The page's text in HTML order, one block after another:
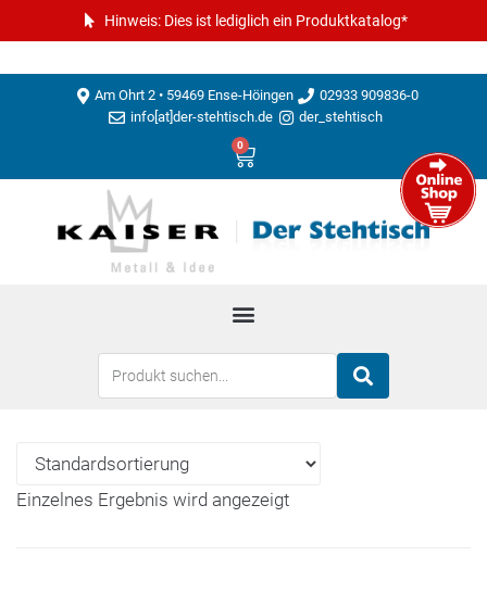
Hinweis: Dies ist lediglich ein Produktkatalog*
Am Ohrt 2 • 59469 Ense-Höingen
02933 909836-0
info[at]der-stehtisch.de
der_stehtisch
0
Einzelnes Ergebnis wird angezeigt